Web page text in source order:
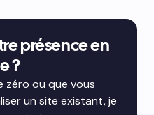
présence en
?
zéro ou que vous
un site existant, je